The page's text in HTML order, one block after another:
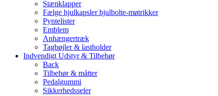
Stænklapper
Fælge hjulkapsler hjulbolte-møtrikker
Pyntelister
Emblem
Anhængertræk
Tagbøjler & lastholder
Indvendigt Udstyr & Tilbehør
Back
Tilbehør & måtter
Pedalgummi
Sikkerhedsseler